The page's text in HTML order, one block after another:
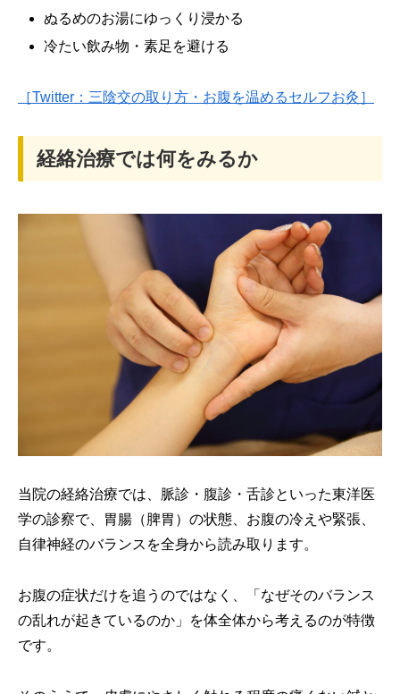
ぬるめのお湯にゆっくり浸かる
冷たい飲み物・素足を避ける
［Twitter：三陰交の取り方・お腹を温めるセルフお灸］
経絡治療では何をみるか
当院の経絡治療では、脈診・腹診・舌診といった東洋医
学の診察で、胃腸（脾胃）の状態、お腹の冷えや緊張、
自律神経のバランスを全身から読み取ります。
お腹の症状だけを追うのではなく、「なぜそのバランス
の乱れが起きているのか」を体全体から考えるのが特徴
です。